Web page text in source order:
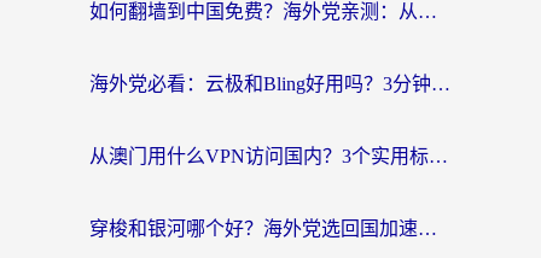
如何翻墙到中国免费？海外党亲测：从踩坑到选对加速器的全攻略
海外党必看：云极和Bling好用吗？3分钟教你选对回国加速器
从澳门用什么VPN访问国内？3个实用标准帮你避开坑，无缝刷剧听歌
穿梭和银河哪个好？海外党选回国加速器的避坑指南，附番茄加速器实测体验